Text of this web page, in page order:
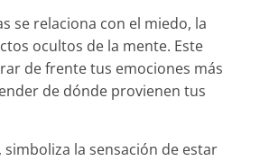
se relaciona con el miedo, la
ocultos de la mente. Este
de frente tus emociones más
de dónde provienen tus
simboliza la sensación de estar